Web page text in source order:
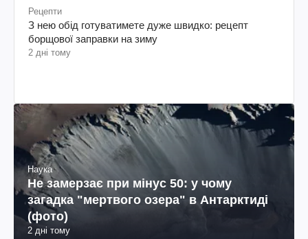
Рецепти
З нею обід готуватимете дуже швидко: рецепт
борщової заправки на зиму
2 дні тому
Наука
Не замерзає при мінус 50: у чому
загадка "мертвого озера" в Антарктиді
(фото)
2 дні тому